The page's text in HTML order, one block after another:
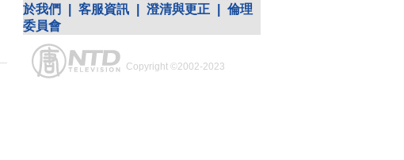
於我們
客服資訊 澄清與更正
倫理
委員會
Copyright ©2002-2023